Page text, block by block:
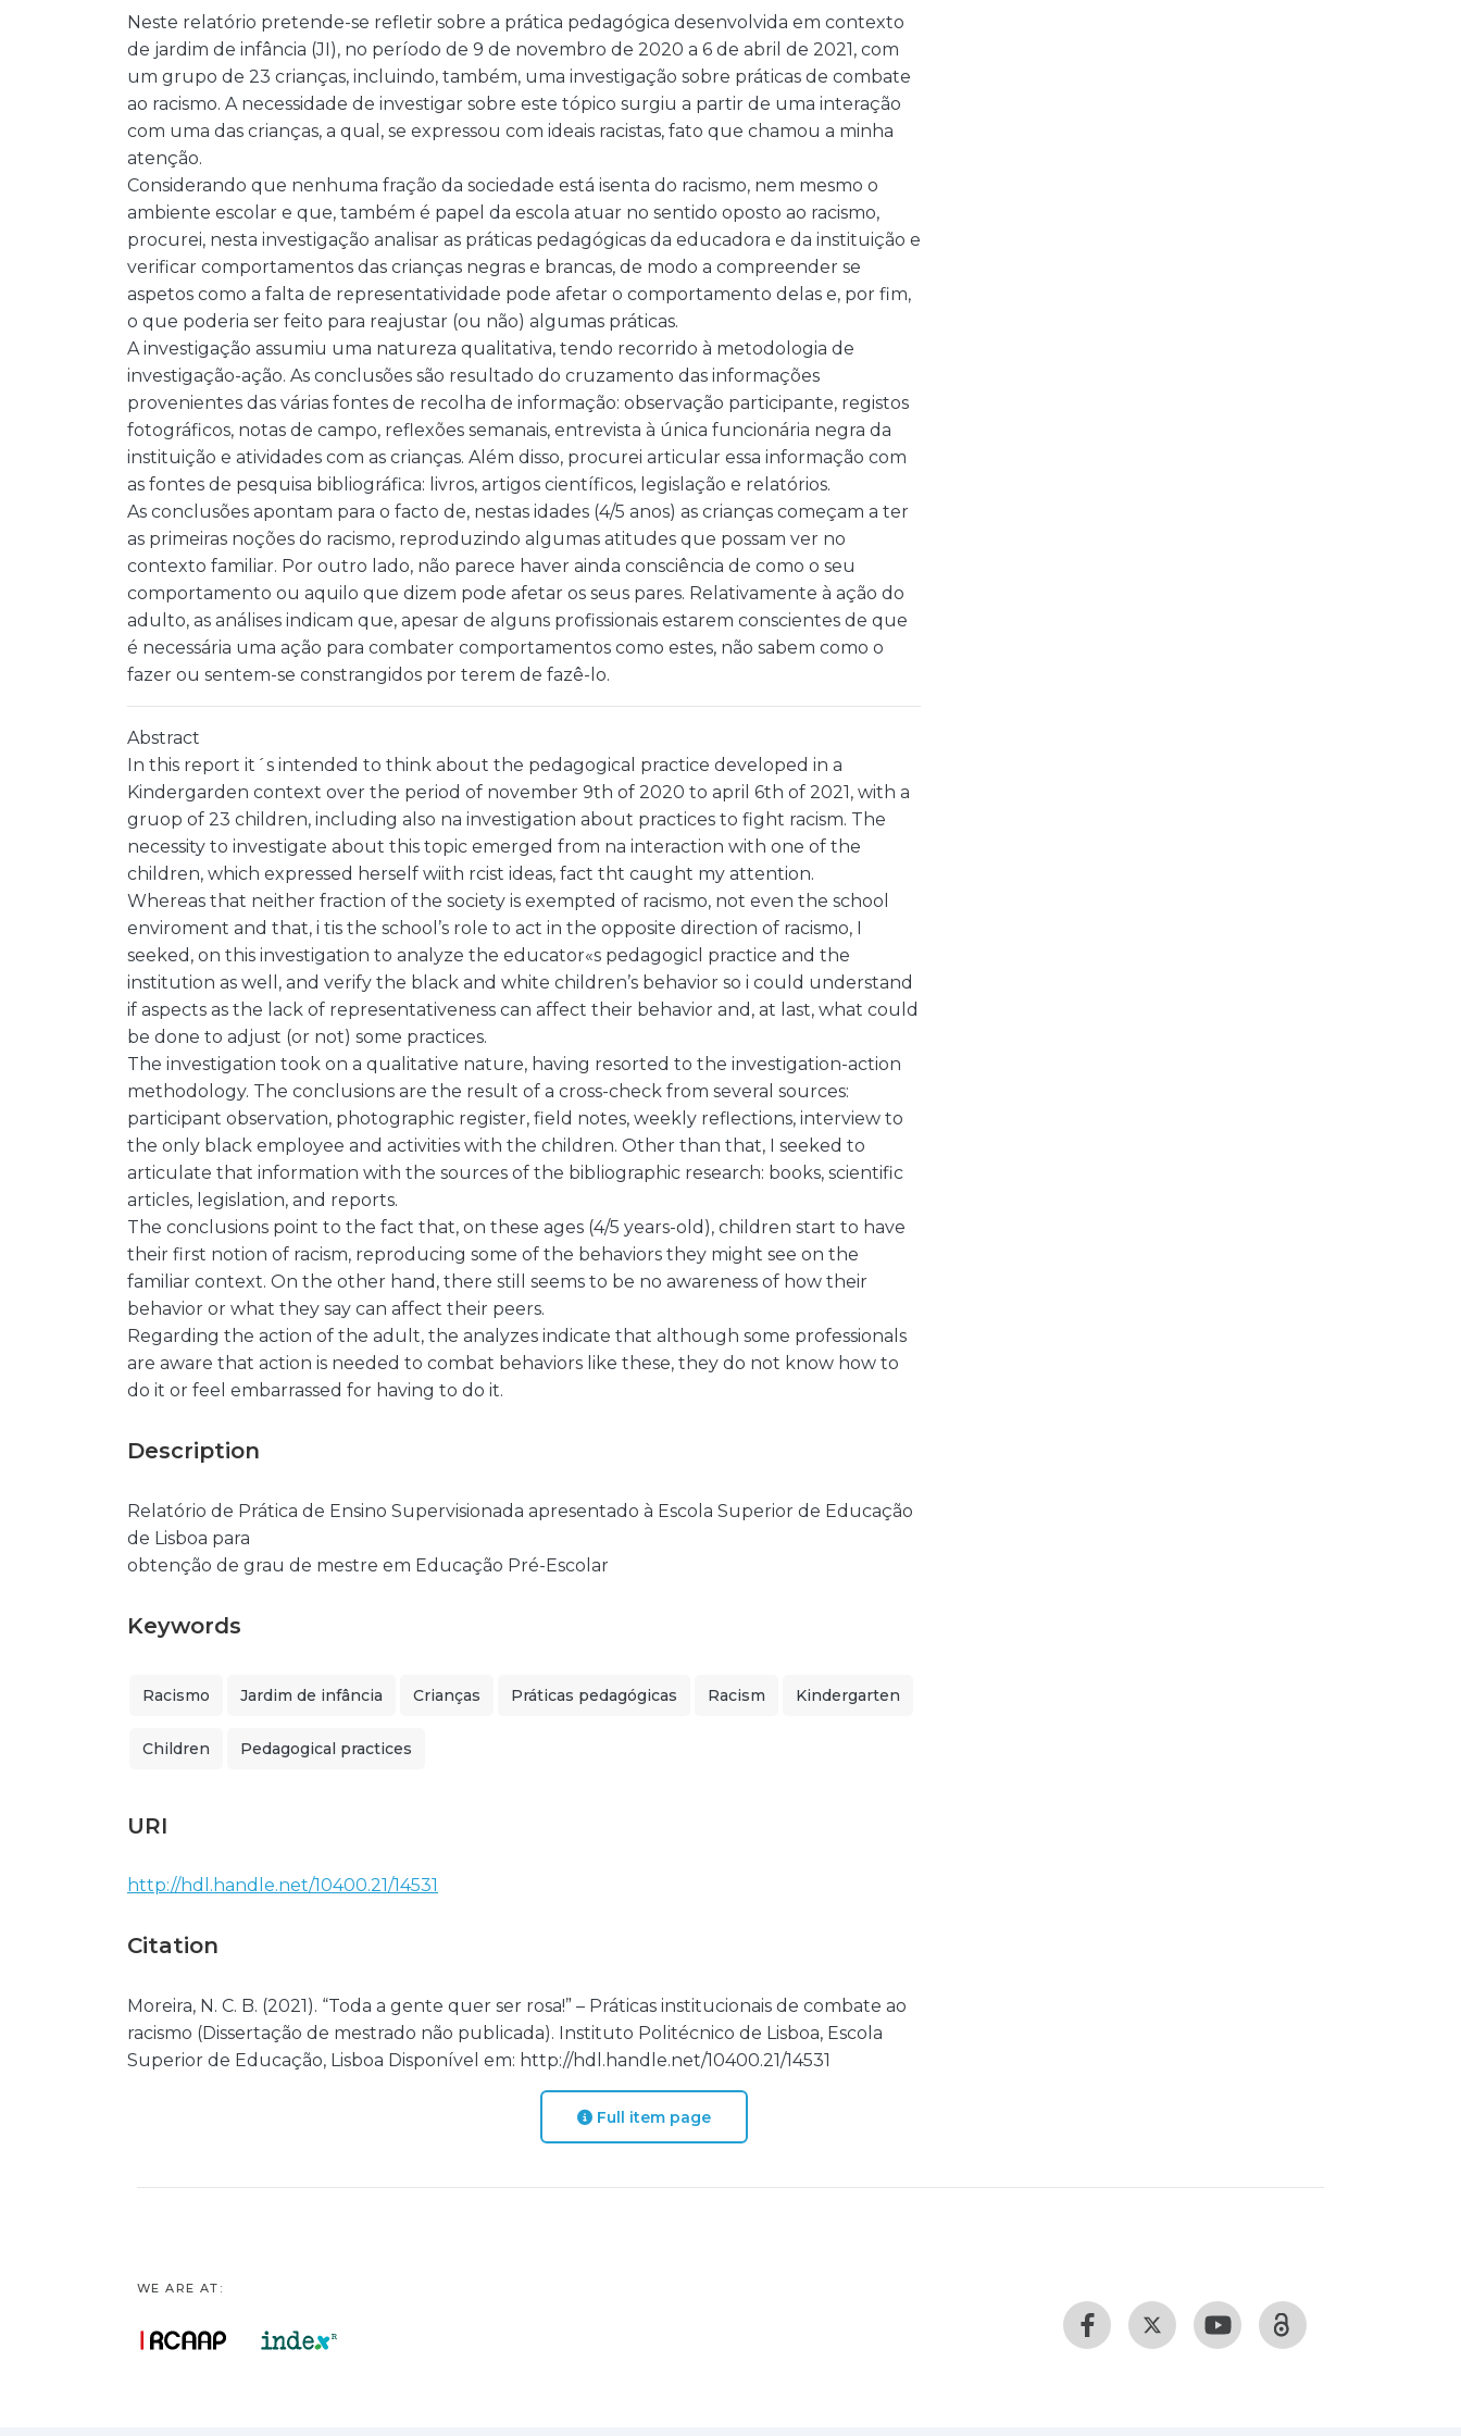
Neste relatório pretende-se refletir sobre a prática pedagógica desenvolvida em contexto
de jardim de infância (JI), no período de 9 de novembro de 2020 a 6 de abril de 2021, com
um grupo de 23 crianças, incluindo, também, uma investigação sobre práticas de combate
ao racismo. A necessidade de investigar sobre este tópico surgiu a partir de uma interação
com uma das crianças, a qual, se expressou com ideais racistas, fato que chamou a minha
atenção.
Considerando que nenhuma fração da sociedade está isenta do racismo, nem mesmo o
ambiente escolar e que, também é papel da escola atuar no sentido oposto ao racismo,
procurei, nesta investigação analisar as práticas pedagógicas da educadora e da instituição e
verificar comportamentos das crianças negras e brancas, de modo a compreender se
aspetos como a falta de representatividade pode afetar o comportamento delas e, por fim,
o que poderia ser feito para reajustar (ou não) algumas práticas.
A investigação assumiu uma natureza qualitativa, tendo recorrido à metodologia de
investigação-ação. As conclusões são resultado do cruzamento das informações
provenientes das várias fontes de recolha de informação: observação participante, registos
fotográficos, notas de campo, reflexões semanais, entrevista à única funcionária negra da
instituição e atividades com as crianças. Além disso, procurei articular essa informação com
as fontes de pesquisa bibliográfica: livros, artigos científicos, legislação e relatórios.
As conclusões apontam para o facto de, nestas idades (4/5 anos) as crianças começam a ter
as primeiras noções do racismo, reproduzindo algumas atitudes que possam ver no
contexto familiar. Por outro lado, não parece haver ainda consciência de como o seu
comportamento ou aquilo que dizem pode afetar os seus pares. Relativamente à ação do
adulto, as análises indicam que, apesar de alguns profissionais estarem conscientes de que
é necessária uma ação para combater comportamentos como estes, não sabem como o
fazer ou sentem-se constrangidos por terem de fazê-lo.
Abstract
In this report it´s intended to think about the pedagogical practice developed in a
Kindergarden context over the period of november 9th of 2020 to april 6th of 2021, with a
gruop of 23 children, including also na investigation about practices to fight racism. The
necessity to investigate about this topic emerged from na interaction with one of the
children, which expressed herself wiith rcist ideas, fact tht caught my attention.
Whereas that neither fraction of the society is exempted of racismo, not even the school
enviroment and that, i tis the school’s role to act in the opposite direction of racismo, I
seeked, on this investigation to analyze the educator«s pedagogicl practice and the
institution as well, and verify the black and white children’s behavior so i could understand
if aspects as the lack of representativeness can affect their behavior and, at last, what could
be done to adjust (or not) some practices.
The investigation took on a qualitative nature, having resorted to the investigation-action
methodology. The conclusions are the result of a cross-check from several sources:
participant observation, photographic register, field notes, weekly reflections, interview to
the only black employee and activities with the children. Other than that, I seeked to
articulate that information with the sources of the bibliographic research: books, scientific
articles, legislation, and reports.
The conclusions point to the fact that, on these ages (4/5 years-old), children start to have
their first notion of racism, reproducing some of the behaviors they might see on the
familiar context. On the other hand, there still seems to be no awareness of how their
behavior or what they say can affect their peers.
Regarding the action of the adult, the analyzes indicate that although some professionals
are aware that action is needed to combat behaviors like these, they do not know how to
do it or feel embarrassed for having to do it.
Description
Relatório de Prática de Ensino Supervisionada apresentado à Escola Superior de Educação
de Lisboa para
obtenção de grau de mestre em Educação Pré-Escolar
Keywords
Racismo Jardim de infância Crianças Práticas pedagógicas Racism Kindergarten
Children Pedagogical practices
URI
http://hdl.handle.net/10400.21/14531
Citation
Moreira, N. C. B. (2021). “Toda a gente quer ser rosa!” – Práticas institucionais de combate ao
racismo (Dissertação de mestrado não publicada). Instituto Politécnico de Lisboa, Escola
Superior de Educação, Lisboa Disponível em: http://hdl.handle.net/10400.21/14531
Full item page
WE ARE AT: